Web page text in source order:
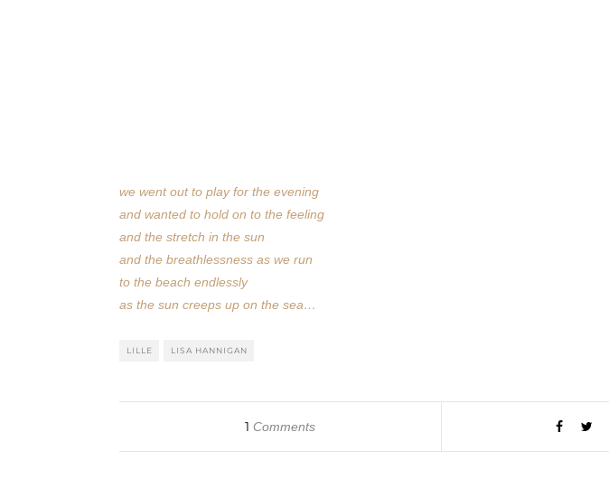
we went out to play for the evening
and wanted to hold on to the feeling
and the stretch in the sun
and the breathlessness as we run
to the beach endlessly
as the sun creeps up on the sea…
LILLE LISA HANNIGAN
1 Comments